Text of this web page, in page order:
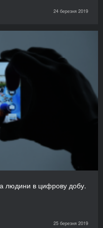
24 березня 2019
людини в цифрову добу.
25 березня 2019